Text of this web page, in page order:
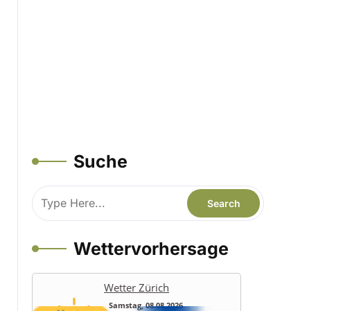
Suche
Wettervorhersage
Wetter Zürich
Samstag, 08.08.2026